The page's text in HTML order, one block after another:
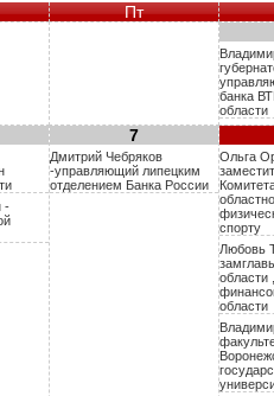
Пт
банка
области
-
7
Дмитрий Чебряков
-управляющий липецким
отделением Банка России
Ольга
спорту
Любовь
области
области